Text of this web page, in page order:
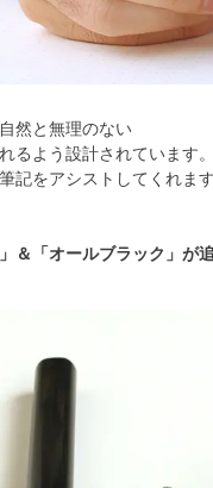
然と無理のない
るよう設計されています。
記をアシストしてくれます
＆「オールブラック」が